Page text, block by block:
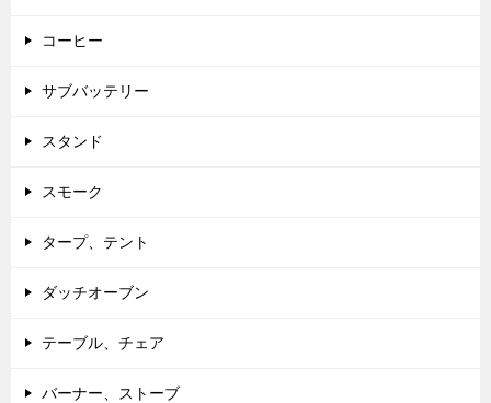
コーヒー
サブバッテリー
スタンド
スモーク
タープ、テント
ダッチオーブン
テーブル、チェア
バーナー、ストーブ